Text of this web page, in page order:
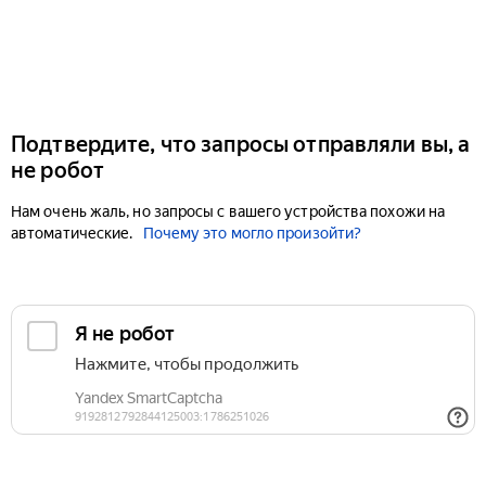
Подтвердите, что запросы отправляли вы, а
не робот
Нам очень жаль, но запросы с вашего устройства похожи на
автоматические.
Почему это могло произойти?